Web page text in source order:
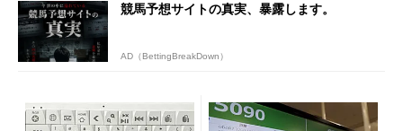
競馬予想サイトの真実、暴露します。
AD（BettingBreakDown）